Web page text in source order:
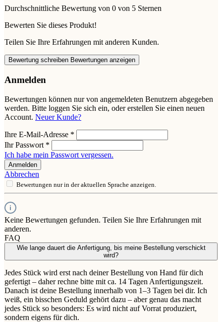
Durchschnittliche Bewertung von 0 von 5 Sternen
Bewerten Sie dieses Produkt!
Teilen Sie Ihre Erfahrungen mit anderen Kunden.
Bewertung schreiben Bewertungen anzeigen
Anmelden
Bewertungen können nur von angemeldeten Benutzern abgegeben
werden. Bitte loggen Sie sich ein, oder erstellen Sie einen neuen
Account. Neuer Kunde?
Ihre E-Mail-Adresse *
Ihr Passwort *
Ich habe mein Passwort vergessen.
Anmelden
Abbrechen
Bewertungen nur in der aktuellen Sprache anzeigen.
Keine Bewertungen gefunden. Teilen Sie Ihre Erfahrungen mit
anderen.
FAQ
Wie lange dauert die Anfertigung, bis meine Bestellung verschickt
wird?
Jedes Stück wird erst nach deiner Bestellung von Hand für dich
gefertigt – daher rechne bitte mit ca. 14 Tagen Anfertigungszeit.
Danach ist deine Bestellung innerhalb von 1–3 Tagen bei dir. Ich
weiß, ein bisschen Geduld gehört dazu – aber genau das macht
jedes Stück so besonders: Es wird nicht auf Vorrat produziert,
sondern eigens für dich.